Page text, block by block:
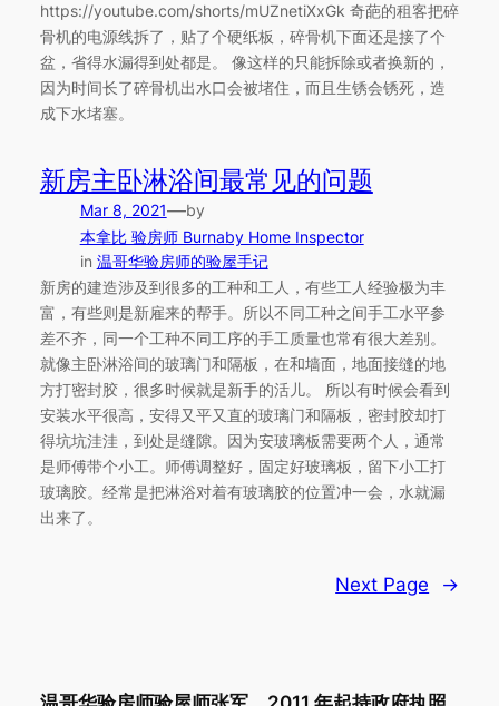
https://youtube.com/shorts/mUZnetiXxGk 奇葩的租客把碎
骨机的电源线拆了，贴了个硬纸板，碎骨机下面还是接了个
盆，省得水漏得到处都是。 像这样的只能拆除或者换新的，
因为时间长了碎骨机出水口会被堵住，而且生锈会锈死，造
成下水堵塞。
新房主卧淋浴间最常见的问题
Mar 8, 2021—by
本拿比 验房师 Burnaby Home Inspector
in 温哥华验房师的验屋手记
新房的建造涉及到很多的工种和工人，有些工人经验极为丰
富，有些则是新雇来的帮手。所以不同工种之间手工水平参
差不齐，同一个工种不同工序的手工质量也常有很大差别。
就像主卧淋浴间的玻璃门和隔板，在和墙面，地面接缝的地
方打密封胶，很多时候就是新手的活儿。 所以有时候会看到
安装水平很高，安得又平又直的玻璃门和隔板，密封胶却打
得坑坑洼洼，到处是缝隙。因为安玻璃板需要两个人，通常
是师傅带个小工。师傅调整好，固定好玻璃板，留下小工打
玻璃胶。经常是把淋浴对着有玻璃胶的位置冲一会，水就漏
出来了。
Next Page →